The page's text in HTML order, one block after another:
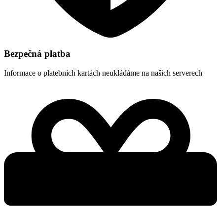
Bezpečná platba
Informace o platebních kartách neukládáme na našich serverech